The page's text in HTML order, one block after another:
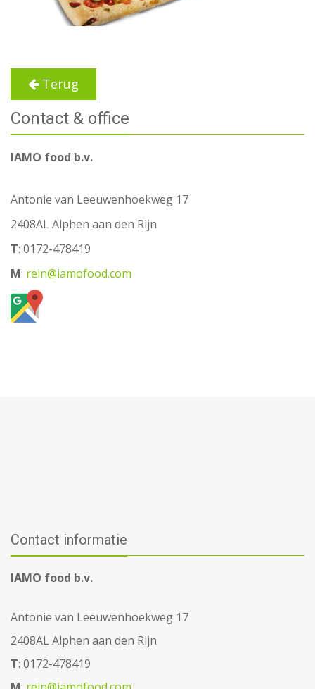
Terug
Contact & office
IAMO food b.v.
Antonie van Leeuwenhoekweg 17
2408AL Alphen aan den Rijn
T: 0172-478419
M: rein@iamofood.com
Contact informatie
IAMO food b.v.
Antonie van Leeuwenhoekweg 17
2408AL Alphen aan den Rijn
T: 0172-478419